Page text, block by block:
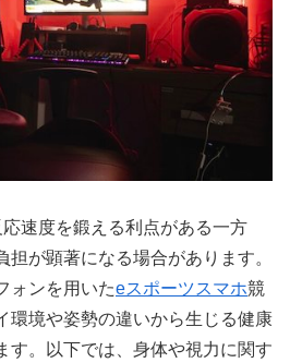
速度を鍛える利点がある一方
担が顕著になる場合があります。
ォンを用いたeスポーツスマホ競
環境や姿勢の違いから生じる健康
す。以下では、身体や視力に関す